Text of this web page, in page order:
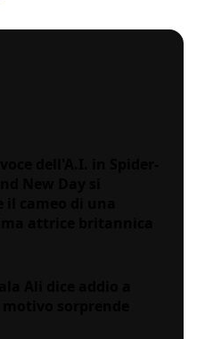
dell'A.I. in Spider-
New Day si
Ali dice addio a
sorprende